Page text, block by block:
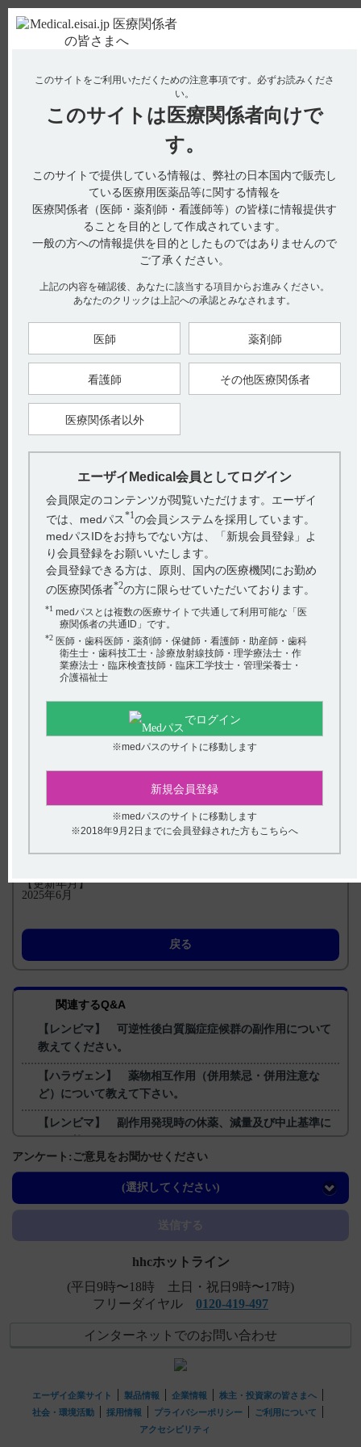
使用期限検索 Drug Information
No : 3343
【レンビマ】 一包化に関する情報はあります
か？（一包化できますか？）
電子添文には薬剤交付時の注意について以下の記載がありま
14. 適用上の注意
14.1 薬剤交付時の注意（引用1）
取り出すよう指導すること。
適正にご使用いただくためのガイドブックには以下の記載があ
レンビマは吸湿することにより、原薬が徐々に加水分解を起こ
します。この分解反応を避けるため、防湿性の高い両面アルミ
シートとしています。シートから取り出して保存したり分包し
たりせず、服薬時にシートから取り出すよう指導してくださ
本剤を一包化した際の安定性については検討しておりません。
本剤を無包装状態とした場合の温度、湿度及び光条件下の安定
電子添文の貯法に「室温保存」と記載しております。（引用
レンビマカプセル4mg及びレンビマカプセル10mg
医療機関へのご提供用の安定性データをご用意しております。
24時間対応しております「AIホットライン」（チャットボッ
ト）をご利用ください。
AIホットラインはこちらから
口頭での説明も承っております。ご希望の場合は、hhcホット
【引用】
1）レンビマカプセル4mg･10mg電子添文 2024年2月改訂（第5
2）【甲状腺癌】レンビマカプセル4mg・10mg適正にご使用い
ただくためのガイドブック IV.Q&A Q18 ｐ
3）レンビマカプセル4mg･10mgインタビューフォーム 2024年
2月改訂（第14版） IV.製剤に関する項目 6.製剤の各種条件下
における安定性
版） 貯法
【更新年月】
2025年6月
戻る
関連するQ&A
【レンビマ】 可逆性後白質脳症症候群の副作用について
教えてください。
【ハラヴェン】 薬物相互作用（併用禁忌・併用注意な
ど）について教えて下さい。
【レンビマ】 副作用発現時の休薬、減量及び中止基準に
【フィコンパ】 一包化に関する情報はありますか？
【コアテック】 他剤との配合変化に関する情報はありま
アンケート:ご意見をお聞かせください
(選択してください)
このサイトをご利用いただくための注意事項です。 必ずお読みくださ
い。
このサイトは 医療関係者向けで
す。
このサイトで提供している情報は、弊社の日本国内で販売し
ている医療用医薬品等に関する情報を
医療関係者（医師・薬剤師・看護師等）の皆様に情報提供す
ることを目的として作成されています。
一般の方への情報提供を目的としたものではありませんので
ご了承ください。
上記の内容を確認後、あなたに該当する項目からお進みください。
あなたのクリックは上記への承認とみなされます。
医師 薬剤師
看護師 その他医療関係者
医療関係者以外
エーザイMedical会員としてログイン
会員限定のコンテンツが閲覧いただけます。エーザイ
では、medパス*1の会員システムを採用しています。
medパスIDをお持ちでない方は、「新規会員登録」よ
り会員登録をお願いいたします。
会員登録できる方は、原則、国内の医療機関にお勤め
の医療関係者*2の方に限らせていただいております。
*1 medパスとは複数の医療サイトで共通して利用可能な「医
療関係者の共通ID」です。
*2 医師・歯科医師・薬剤師・保健師・看護師・助産師・歯科
衛生士・歯科技工士・診療放射線技師・理学療法士・作
業療法士・臨床検査技師・臨床工学技士・管理栄養士・
介護福祉士
でログイン
※medパスのサイトに移動します
新規会員登録
※medパスのサイトに移動します
※2018年9月2日までに会員登録された方もこちらへ
hhcホットライン
(平日9時〜18時 土日・祝日9時〜17時)
フリーダイヤル 0120-419-497
インターネットでのお問い合わせ
エーザイ企業サイト 製品情報 企業情報
株主・投資家の皆さまへ
社会・環境活動
採用情報 プライバシーポリシー
ご利用について
アクセシビリティ